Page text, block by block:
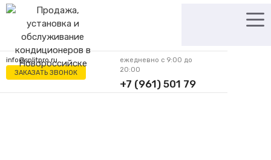
Перейти
содержимому
info@splitpro.ru
ЗАКАЗАТЬ ЗВОНОК
ежедневно с 9:00 до
20:00
+7 (961) 501 79
62